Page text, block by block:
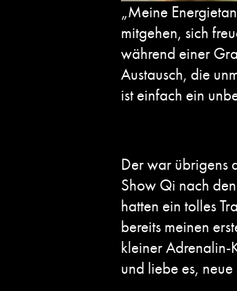
„Meine
mitgehen, sich
während einer
Austausch, die
ist einfach ein
Der war übrigens
Show Qi nach
hatten ein tolles
bereits meinen
kleiner Adrenalin-
und liebe es,